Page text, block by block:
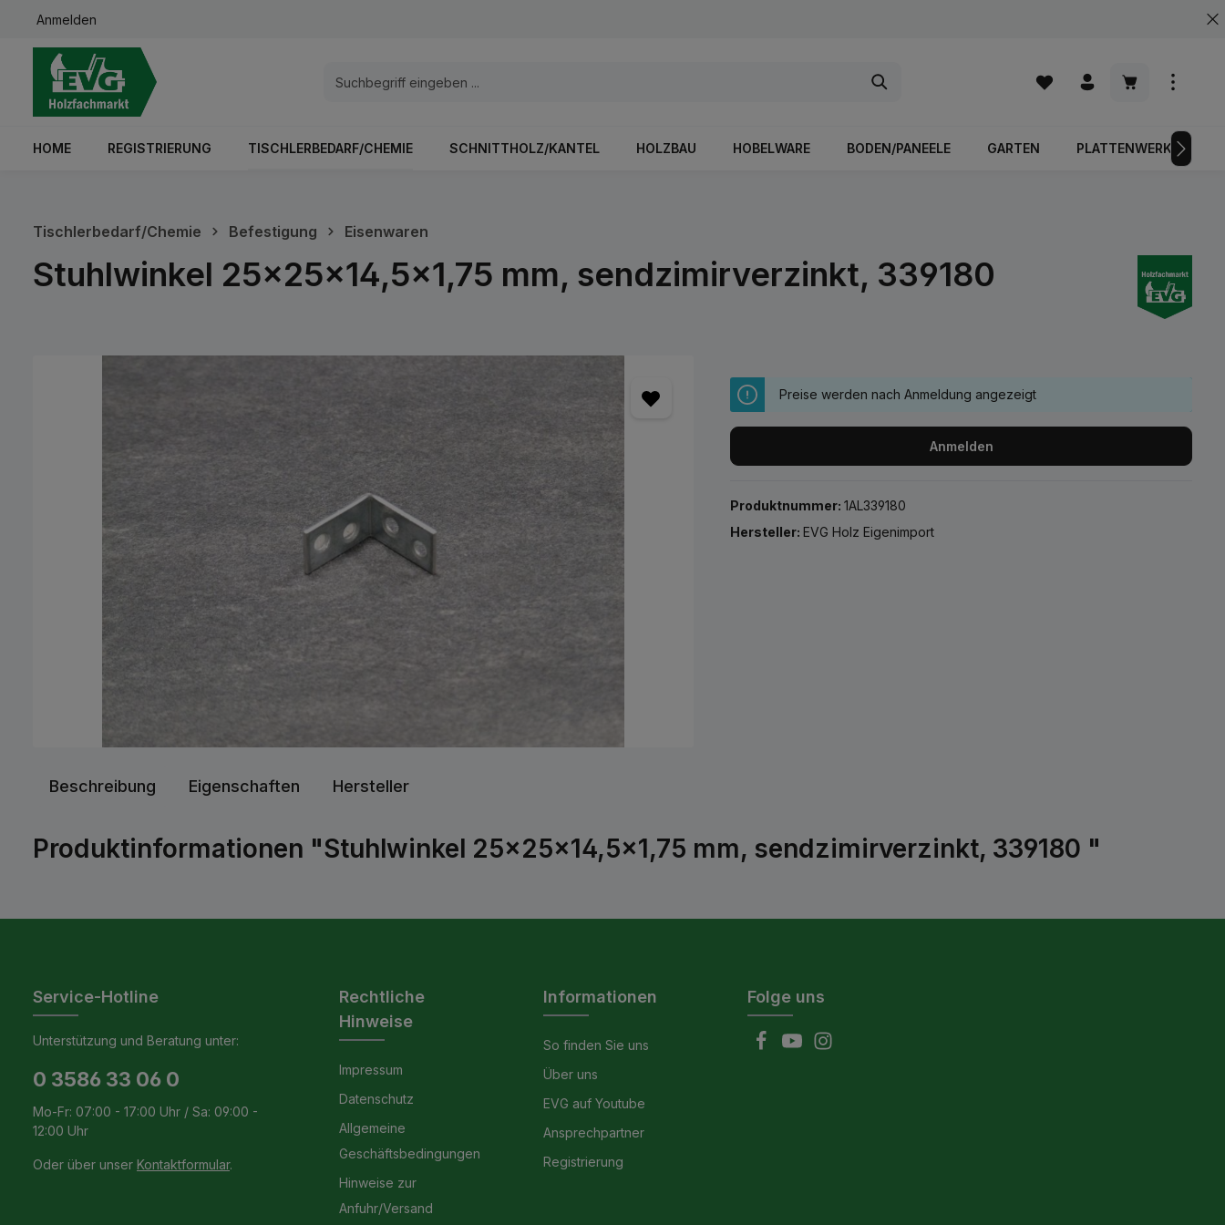
Zur Hauptnavigation springen
Anmelden
Warenkorb
HOME REGISTRIERUNG TISCHLERBEDARF/CHEMIE SCHNITTHOLZ/KANTEL HOLZBAU HOBELWARE BODEN/PANEELE GARTEN PLATTENWERKSTOFFE
Tischlerbedarf/Chemie Befestigung Eisenwaren
Stuhlwinkel 25x25x14,5x1,75 mm, sendzimirverzinkt, 339180
Preise werden nach Anmeldung angezeigt
Anmelden
Produktnummer:1AL339180
Hersteller:EVG Holz Eigenimport
Beschreibung Eigenschaften Hersteller
Produktinformationen "Stuhlwinkel 25x25x14,5x1,75 mm, sendzimirverzinkt, 339180 "
Service-Hotline
Unterstützung und Beratung unter:
0 3586 33 06 0
Mo-Fr: 07:00 - 17:00 Uhr / Sa: 09:00 -
12:00 Uhr
Oder über unser Kontaktformular.
Rechtliche
Hinweise
Impressum
Datenschutz
Allgemeine
Geschäftsbedingungen
Hinweise zur
Anfuhr/Versand
Informationen
So finden Sie uns
Über uns
EVG auf Youtube
Ansprechpartner
Registrierung
Folge uns